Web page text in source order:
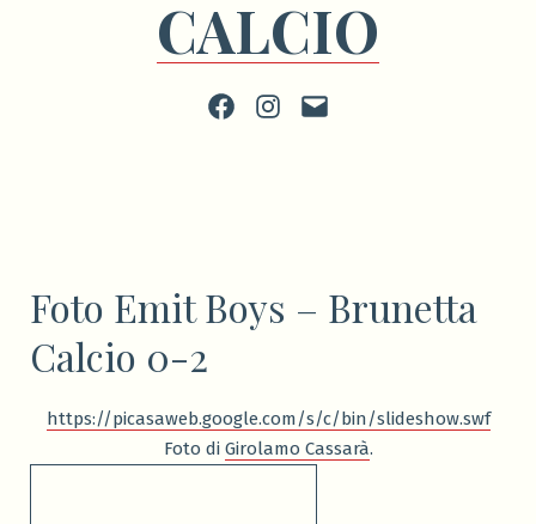
CALCIO
FacebookInstagram
scrivi
Foto Emit Boys – Brunetta
Calcio 0-2
https://picasaweb.google.com/s/c/bin/slideshow.swf
Foto di Girolamo Cassarà.